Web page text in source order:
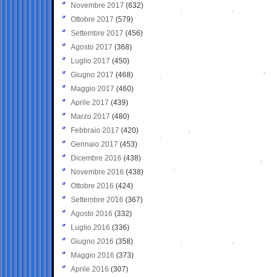
Novembre 2017 (632)
Ottobre 2017 (579)
Settembre 2017 (456)
Agosto 2017 (368)
Luglio 2017 (450)
Giugno 2017 (468)
Maggio 2017 (460)
Aprile 2017 (439)
Marzo 2017 (480)
Febbraio 2017 (420)
Gennaio 2017 (453)
Dicembre 2016 (438)
Novembre 2016 (438)
Ottobre 2016 (424)
Settembre 2016 (367)
Agosto 2016 (332)
Luglio 2016 (336)
Giugno 2016 (358)
Maggio 2016 (373)
Aprile 2016 (307)